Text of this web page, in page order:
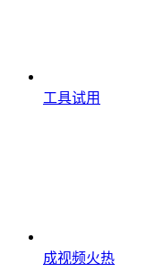
工具试用
成视频火热